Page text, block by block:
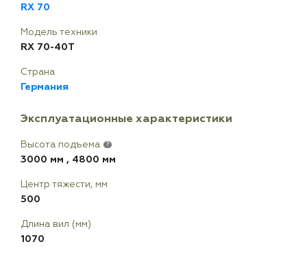
RX 70
Модель техники
RX 70-40T
Страна
Германия
Эксплуатационные характеристики
Высота подъема ?
3000 мм , 4800 мм
Центр тяжести, мм
500
Длина вил (мм)
1070